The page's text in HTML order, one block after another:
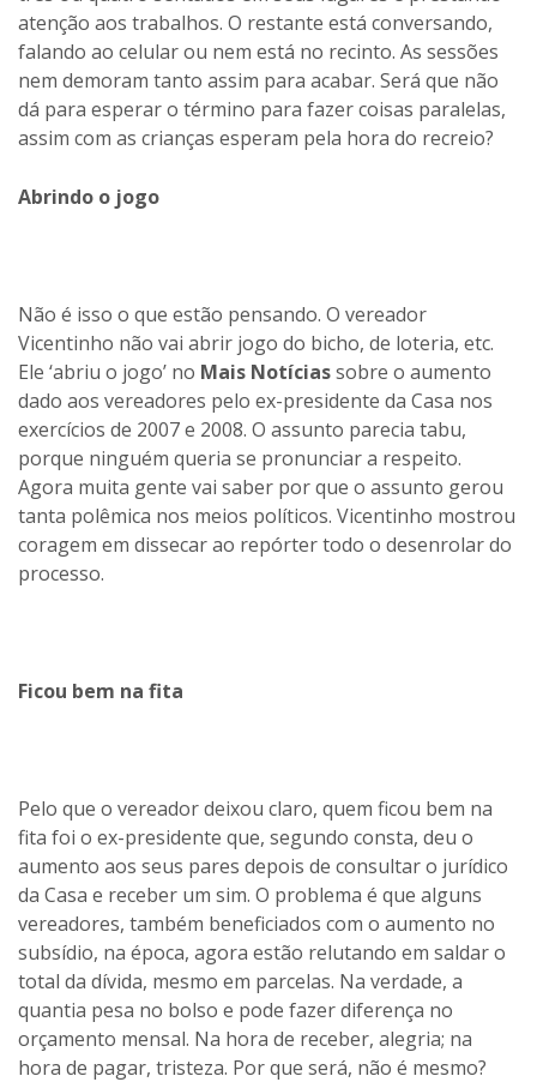
atenção aos trabalhos. O restante está conversando,
falando ao celular ou nem está no recinto. As sessões
nem demoram tanto assim para acabar. Será que não
dá para esperar o término para fazer coisas paralelas,
assim com as crianças esperam pela hora do recreio?
Abrindo o jogo
Não é isso o que estão pensando. O vereador
Vicentinho não vai abrir jogo do bicho, de loteria, etc.
Ele ‘abriu o jogo’ no Mais Notíciassobre o aumento
dado aos vereadores pelo ex-presidente da Casa nos
exercícios de 2007 e 2008. O assunto parecia tabu,
porque ninguém queria se pronunciar a respeito.
Agora muita gente vai saber por que o assunto gerou
tanta polêmica nos meios políticos. Vicentinho mostrou
coragem em dissecar ao repórter todo o desenrolar do
processo.
Ficou bem na fita
Pelo que o vereador deixou claro, quem ficou bem na
fita foi o ex-presidente que, segundo consta, deu o
aumento aos seus pares depois de consultar o jurídico
da Casa e receber um sim. O problema é que alguns
vereadores, também beneficiados com o aumento no
subsídio, na época, agora estão relutando em saldar o
total da dívida, mesmo em parcelas. Na verdade, a
quantia pesa no bolso e pode fazer diferença no
orçamento mensal. Na hora de receber, alegria; na
hora de pagar, tristeza. Por que será, não é mesmo?